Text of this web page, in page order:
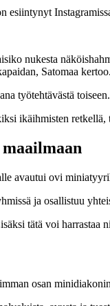
esiintynyt
nukesta
Satomaa kertoo.
työtehtävästä toiseen.
ikäihmisten retkellä,
avautui ovi
ja osallistuu
tätä voi harrastaa
osan